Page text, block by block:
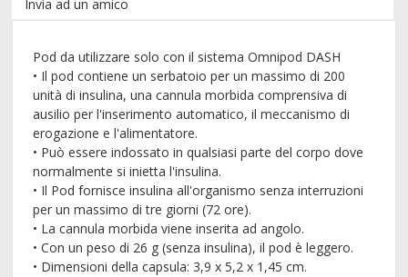
Invia ad un amico
Pod da utilizzare solo con il sistema Omnipod DASH
• Il pod contiene un serbatoio per un massimo di 200
unità di insulina, una cannula morbida comprensiva di
ausilio per l'inserimento automatico, il meccanismo di
erogazione e l'alimentatore.
• Può essere indossato in qualsiasi parte del corpo dove
normalmente si inietta l'insulina.
• Il Pod fornisce insulina all'organismo senza interruzioni
per un massimo di tre giorni (72 ore).
• La cannula morbida viene inserita ad angolo.
• Con un peso di 26 g (senza insulina), il pod è leggero.
• Dimensioni della capsula: 3,9 x 5,2 x 1,45 cm.